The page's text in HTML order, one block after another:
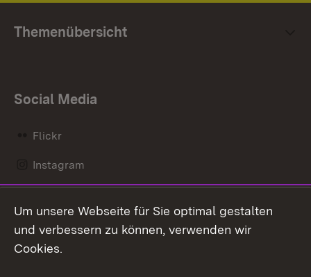
Themenübersicht
Social Media
Flickr
Instagram
Mastodon
Messenger
Um unsere Webseite für Sie optimal gestalten
und verbessern zu können, verwenden wir
Cookies.